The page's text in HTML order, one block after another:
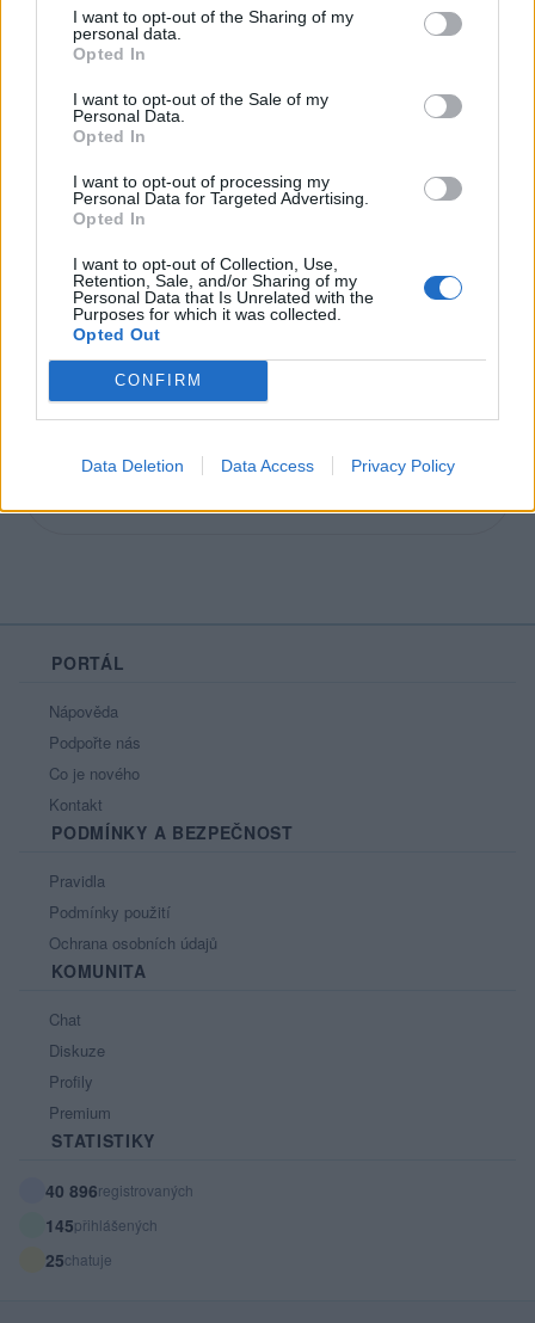
I want to opt-out of the Sharing of my
personal data.
Opted In
I want to opt-out of the Sale of my
Personal Data.
Opted In
I want to opt-out of processing my
Personal Data for Targeted Advertising.
Opted In
I want to opt-out of Collection, Use,
Retention, Sale, and/or Sharing of my
Personal Data that Is Unrelated with the
Purposes for which it was collected.
Opted Out
CONFIRM
Data Deletion Data Access Privacy Policy
Instagram: Popros
Informace o profilu a chatu
Registrace od: 31.03.2014 18:26
Online
Naposledy aktivní
Prochatováno
: 3,737.01 hod.
Počet přátel: 15
Oblibené místnosti: Žádné
Život se má užívat!
PORTÁL
Nápověda
Podpořte nás
Co je nového
Kontakt
PODMÍNKY A BEZPEČNOST
Pravidla
Podmínky použití
Ochrana osobních údajů
KOMUNITA
Chat
Diskuze
Profily
Premium
STATISTIKY
40 896registrovaných
145přihlášených
25chatuje